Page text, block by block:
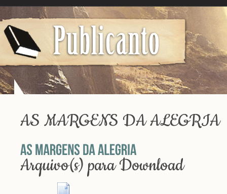
AS MARGENS DA ALEGRIA
Arquivo(s) para Download